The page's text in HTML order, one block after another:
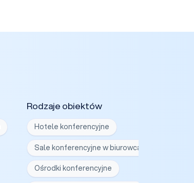
Rodzaje obiektów
Hotele konferencyjne
Sale konferencyjne w biurowcach
Ośrodki konferencyjne